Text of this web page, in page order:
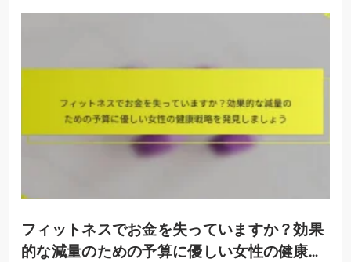
フィットネスでお金を失っていますか？効果
的な減量のための予算に優しい女性の健康戦